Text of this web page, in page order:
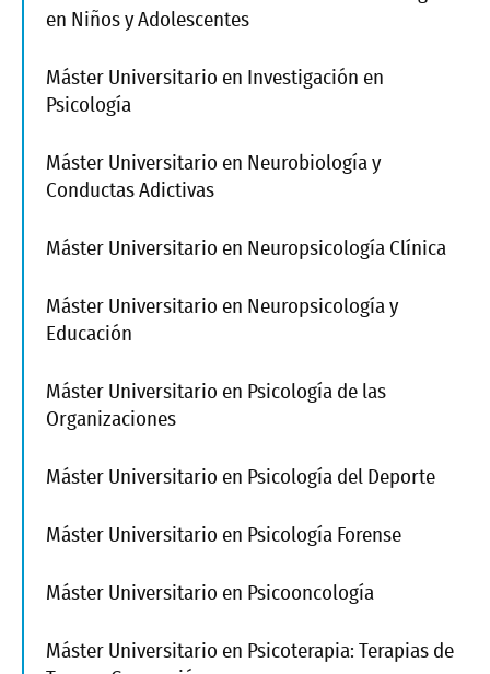
en Niños y Adolescentes
Máster Universitario en Investigación en
Psicología
Máster Universitario en Neurobiología y
Conductas Adictivas
Máster Universitario en Neuropsicología Clínica
Máster Universitario en Neuropsicología y
Educación
Máster Universitario en Psicología de las
Organizaciones
Máster Universitario en Psicología del Deporte
Máster Universitario en Psicología Forense
Máster Universitario en Psicooncología
Máster Universitario en Psicoterapia: Terapias de